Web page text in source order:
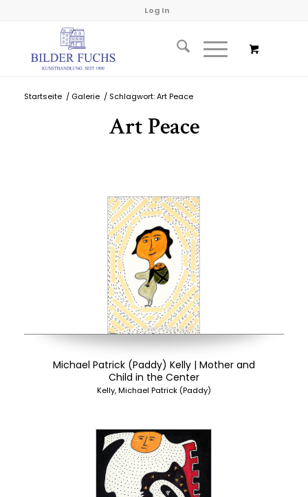
Log In
Startseite / Galerie / Schlagwort: Art Peace
Art Peace
Michael Patrick (Paddy) Kelly | Mother and
Child in the Center
Kelly, Michael Patrick (Paddy)